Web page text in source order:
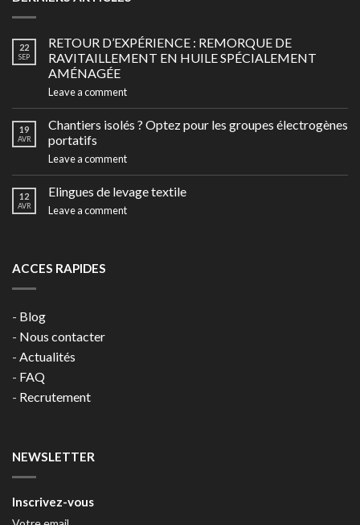
22
SEP
RETOUR D’EXPÉRIENCE : REMORQUE DE
RAVITAILLEMENT EN HUILE SPÉCIALEMENT
AMÉNAGÉE
Leave a comment
19
AVR
Chantiers isolés ? Optez pour les groupes électrogènes
portatifs
Leave a comment
12
AVR
Elingues de levage textile
Leave a comment
ACCES RAPIDES
- Blog
- Nous contacter
- Actualités
- FAQ
- Recrutement
NEWSLETTER
Inscrivez-vous